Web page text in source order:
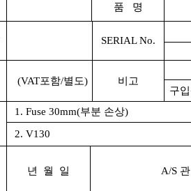
품 명
SERIAL No.
(VAT포함/별도) 비고
구
1. Fuse 30mm(부분 손상)
2. V130
년 월 일 A/S